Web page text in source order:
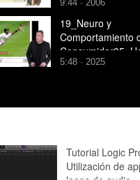
9:44 · 2006
19_Neuro y
Comportamiento
os_Parte 2
5:48 · 2025
Tutorial Logic
Utilización de